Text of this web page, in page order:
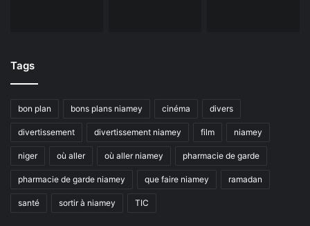
Tags
bon plan bons plans niamey cinéma divers
divertissement divertissement niamey film niamey
niger où aller où aller niamey pharmacie de garde
pharmacie de garde niamey que faire niamey ramadan
santé sortir à niamey TIC